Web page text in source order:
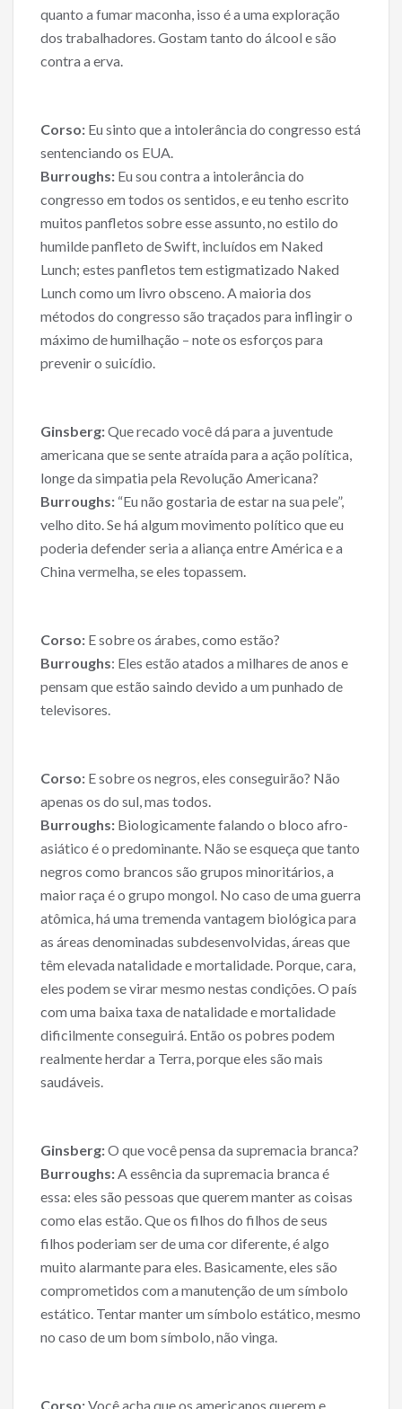
quanto a fumar maconha, isso é a uma exploração
dos trabalhadores. Gostam tanto do álcool e são
contra a erva.
Corso: Eu sinto que a intolerância do congresso está
sentenciando os EUA.
Burroughs: Eu sou contra a intolerância do
congresso em todos os sentidos, e eu tenho escrito
muitos panfletos sobre esse assunto, no estilo do
humilde panfleto de Swift, incluídos em Naked
Lunch; estes panfletos tem estigmatizado Naked
Lunch como um livro obsceno. A maioria dos
métodos do congresso são traçados para inflingir o
máximo de humilhação – note os esforços para
prevenir o suicídio.
Ginsberg:Que recado você dá para a juventude
americana que se sente atraída para a ação política,
longe da simpatia pela Revolução Americana?
Burroughs: “Eu não gostaria de estar na sua pele”,
velho dito. Se há algum movimento político que eu
poderia defender seria a aliança entre América e a
China vermelha, se eles topassem.
Corso: E sobre os árabes, como estão?
Burroughs: Eles estão atados a milhares de anos e
pensam que estão saindo devido a um punhado de
televisores.
Corso: E sobre os negros, eles conseguirão? Não
apenas os do sul, mas todos.
Burroughs: Biologicamente falando o bloco afro-
asiático é o predominante. Não se esqueça que tanto
negros como brancos são grupos minoritários, a
maior raça é o grupo mongol. No caso de uma guerra
atômica, há uma tremenda vantagem biológica para
as áreas denominadas subdesenvolvidas, áreas que
têm elevada natalidade e mortalidade. Porque, cara,
eles podem se virar mesmo nestas condições. O país
com uma baixa taxa de natalidade e mortalidade
dificilmente conseguirá. Então os pobres podem
realmente herdar a Terra, porque eles são mais
saudáveis.
Ginsberg:O que você pensa da supremacia branca?
Burroughs: A essência da supremacia branca é
essa: eles são pessoas que querem manter as coisas
como elas estão. Que os filhos do filhos de seus
filhos poderiam ser de uma cor diferente, é algo
muito alarmante para eles. Basicamente, eles são
comprometidos com a manutenção de um símbolo
estático. Tentar manter um símbolo estático, mesmo
no caso de um bom símbolo, não vinga.
Corso:Você acha que os americanos querem e